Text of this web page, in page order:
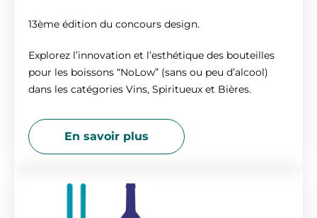
13ème édition du concours design.
Explorez l’innovation et l’esthétique des bouteilles
pour les boissons “NoLow” (sans ou peu d’alcool)
dans les catégories Vins, Spiritueux et Bières.
En savoir plus